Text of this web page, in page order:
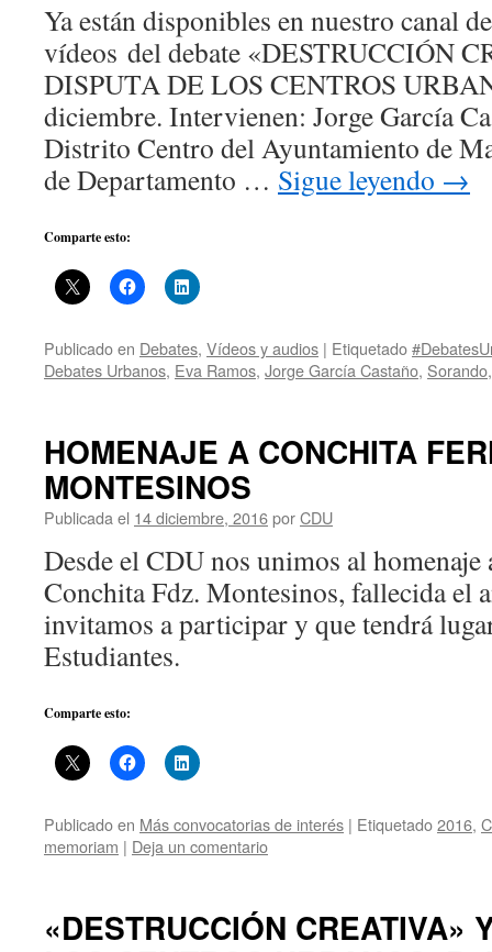
Ya están disponibles en nuestro canal
vídeos del debate «DESTRUCCIÓN
DISPUTA DE LOS CENTROS
diciembre. Intervienen: Jorge García
Distrito Centro del Ayuntamiento de
de Departamento … Sigue leyendo →
Comparte esto:
Publicado en Debates, Vídeos y audios | Etiquetado
Debates Urbanos, Eva Ramos, Jorge García Castaño, Sorando
HOMENAJE A CONCHITA
MONTESINOS
Publicada el 14 diciembre, 2016porCDU
Desde el CDU nos unimos al homenaje
Conchita Fdz. Montesinos, fallecida el
invitamos a participar y que tendrá
Estudiantes.
Comparte esto:
Publicado en Más convocatorias de interés | Etiquetado2016,
memoriam | Deja un comentario
«DESTRUCCIÓN CREATIVA»